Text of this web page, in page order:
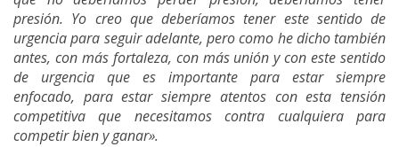
presión. Yo creo que deberíamos tener este sentido de
urgencia para seguir adelante, pero como he dicho también
antes, con más fortaleza, con más unión y con este sentido
de urgencia que es importante para estar siempre
enfocado, para estar siempre atentos con esta tensión
competitiva que necesitamos contra cualquiera para
competir bien y ganar».